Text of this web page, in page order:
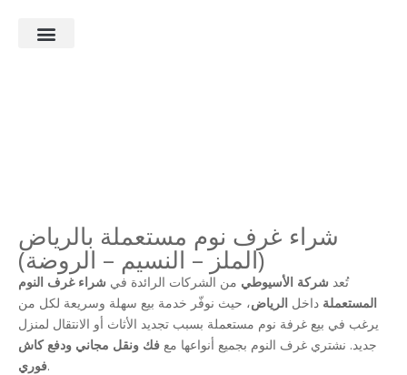
شراء غرف نوم مستعملة بالرياض
(الملز – النسيم – الروضة)
تُعد شركة الأسيوطي من الشركات الرائدة في شراء غرف النوم
المستعملة داخل الرياض، حيث نوفّر خدمة بيع سهلة وسريعة لكل من
يرغب في بيع غرفة نوم مستعملة بسبب تجديد الأثاث أو الانتقال لمنزل
جديد. نشتري غرف النوم بجميع أنواعها مع فك ونقل مجاني ودفع كاش
فوري.